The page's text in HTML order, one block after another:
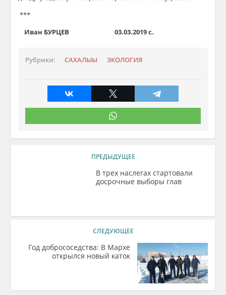
***
Иван БУРЦЕВ 03.03.2019 с.
Рубрики: САХАЛЫЫ ЭКОЛОГИЯ
ПРЕДЫДУЩЕЕ
В трех наслегах стартовали
досрочные выборы глав
СЛЕДУЮЩЕЕ
Год добрососедства: В Мархе
открылся новый каток